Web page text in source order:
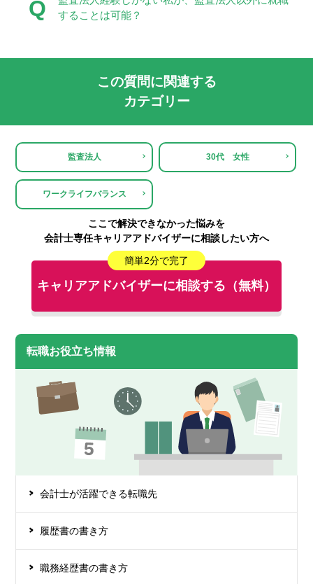
Q
することは可能？
この質問に関連する
カテゴリー
監査法人 30代 女性
ワークライフバランス
ここで解決できなかった悩みを
会計士専任キャリアアドバイザーに相談したい方へ
簡単2分で完了
キャリアアドバイザーに相談する（無料）
転職お役立ち情報
会計士が活躍できる転職先
履歴書の書き方
職務経歴書の書き方